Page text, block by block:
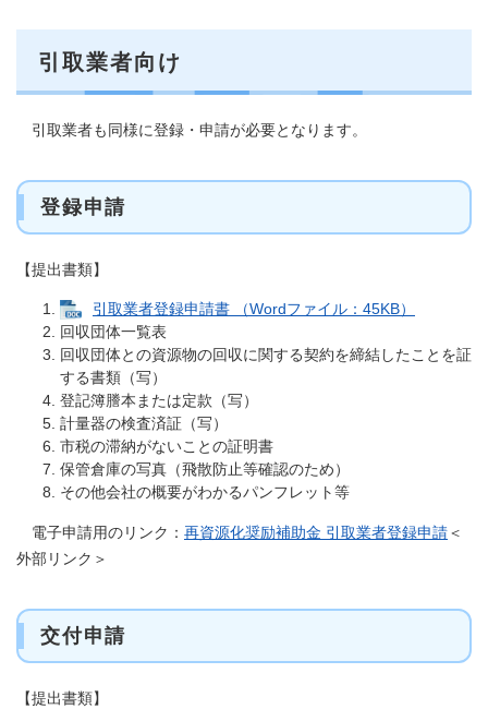
引取業者向け
引取業者も同様に登録・申請が必要となります。
登録申請
【提出書類】
引取業者登録申請書 （Wordファイル：45KB）
回収団体一覧表
回収団体との資源物の回収に関する契約を締結したことを証
する書類（写）
登記簿謄本または定款（写）
計量器の検査済証（写）
市税の滞納がないことの証明書
保管倉庫の写真（飛散防止等確認のため）
その他会社の概要がわかるパンフレット等
電子申請用のリンク： 再資源化奨励補助金 引取業者登録申請＜
外部リンク＞
交付申請
【提出書類】